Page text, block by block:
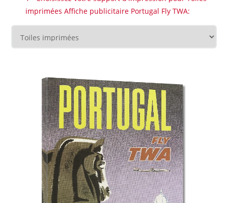
imprimées Affiche publicitaire Portugal Fly TWA: